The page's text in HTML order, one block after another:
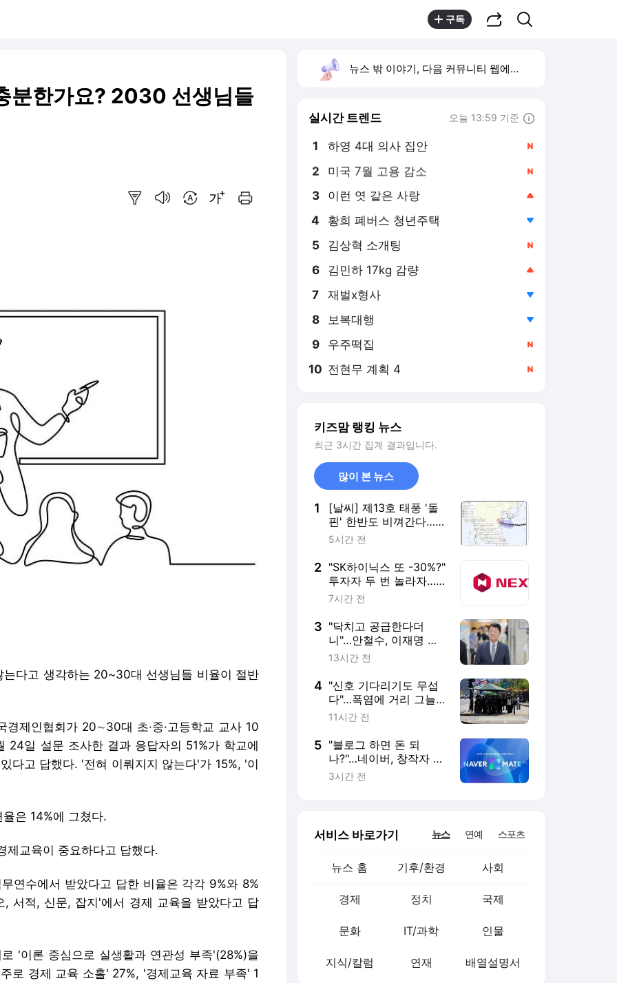
구독
분한가요? 2030 선생님들
다고 생각하는 20~30대 선생님들 비율이 절반
경제인협회가 20∼30대 초·중·고등학교 교사 10
24일 설문 조사한 결과 응답자의 51%가 학교에
다고 답했다. '전혀 이뤄지지 않는다'가 15%, '이
은 14%에 그쳤다.
제교육이 중요하다고 답했다.
연수에서 받았다고 답한 비율은 각각 9%와 8%
서적, 신문, 잡지'에서 경제 교육을 받았다고 답
'이론 중심으로 실생활과 연관성 부족'(28%)을
로 경제 교육 소홀' 27%, '경제교육 자료 부족' 1
뉴스 밖 이야기, 다음 커뮤니티 웹에서 보기
실시간 트렌드 오늘 13:59 기준
1 하영 4대 의사 집안
2 미국 7월 고용 감소
3 이런 엿 같은 사랑
4 황희 폐버스 청년주택
5 김상혁 소개팅
6 김민하 17kg 감량
7 재벌x형사
8 보복대행
9 우주떡집
10 전현무 계획 4
키즈맘 랭킹 뉴스
최근 3시간 집계 결과입니다.
많이 본 뉴스
1
[날씨] 제13호 태풍 '돌
핀' 한반도 비껴간다…제
주는 강풍·5m 파도 '비
5시간 전
2 "SK하이닉스 또 -30%?"
투자자 두 번 놀라자…
NXT 결국 '하한가 주문'
7시간 전
3 "닥치고 공급한다더
니"…안철수, 이재명 정
부 부동산정책 직격
13시간 전
4 "신호 기다리기도 무섭
다"…폭염에 거리 그늘
막 4만개로 늘었다
11시간 전
5 "블로그 하면 돈 되
나?"…네이버, 창작자 수
익·지원 2배 늘었다
3시간 전
서비스 바로가기 뉴스 연예 스포츠
뉴스 홈 기후/환경 사회
경제 정치 국제
문화 IT/과학 인물
지식/칼럼 연재 배열설명서